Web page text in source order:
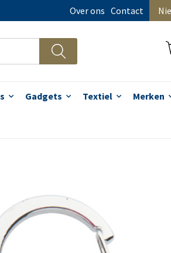
Over ons Contact
Gadgets Textiel Merken